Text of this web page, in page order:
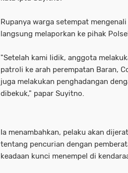
Rupanya warga setempat
langsung melaporkan ke pihak
"Setelah kami lidik, anggota
patroli ke arah perempatan Baran,
juga melakukan penghadangan
dibekuk," papar Suyitno.
Ia menambahkan, pelaku akan
tentang pencurian dengan
keadaan kunci menempel di